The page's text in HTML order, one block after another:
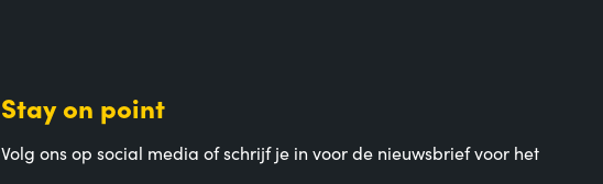
Stay on point
Volg ons op social media of schrijf je in voor de nieuwsbrief voor het